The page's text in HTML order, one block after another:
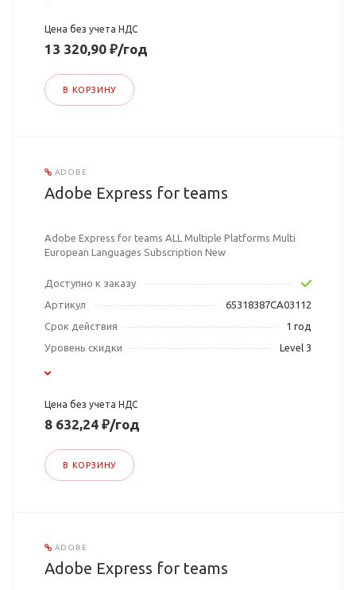
Цена без учета НДС
13 320,90 ₽/год
В КОРЗИНУ
ADOBE
Adobe Express for teams
Adobe Express for teams ALL Multiple Platforms Multi
European Languages Subscription New
Доступно к заказу
Артикул
65318387CA03112
Срок действия
1 год
Уровень скидки
Level 3
Цена без учета НДС
8 632,24 ₽/год
В КОРЗИНУ
ADOBE
Adobe Express for teams